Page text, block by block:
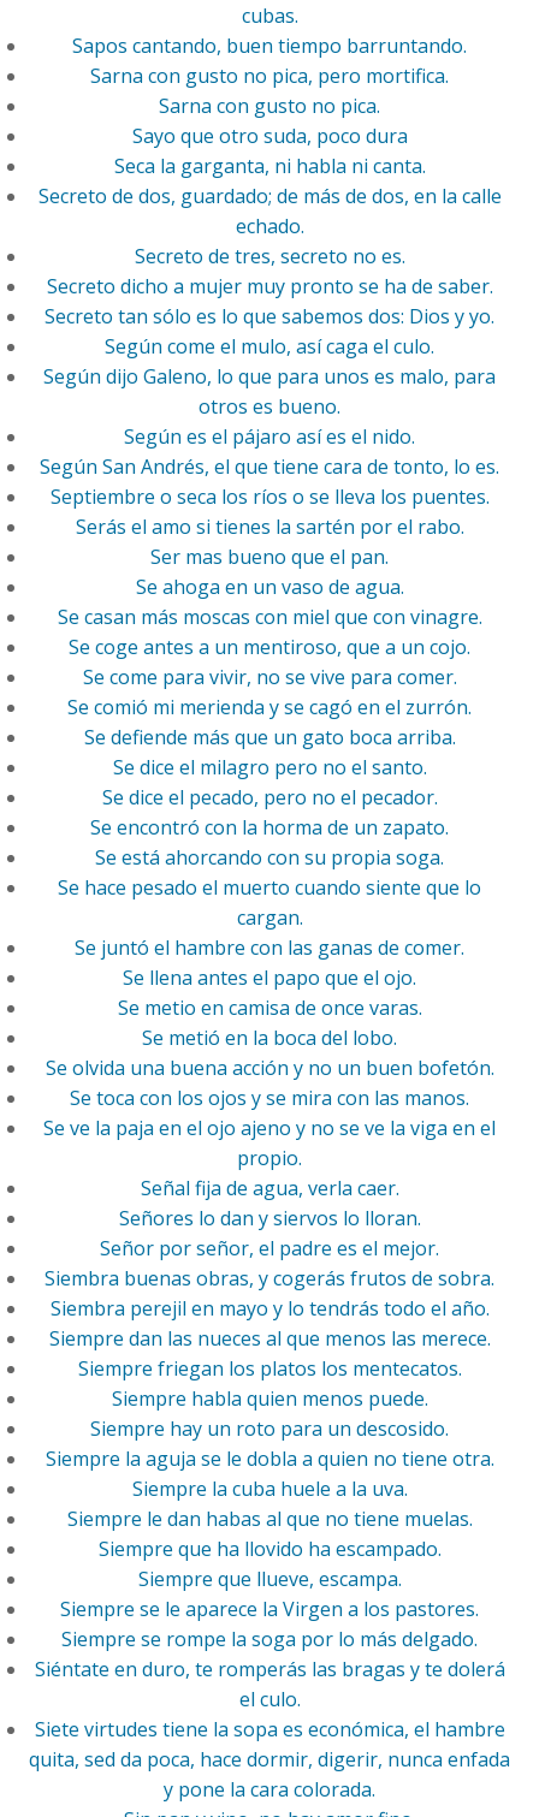
cubas.
Sapos cantando, buen tiempo barruntando.
Sarna con gusto no pica, pero mortifica.
Sarna con gusto no pica.
Sayo que otro suda, poco dura
Seca la garganta, ni habla ni canta.
Secreto de dos, guardado; de más de dos, en la calle
echado.
Secreto de tres, secreto no es.
Secreto dicho a mujer muy pronto se ha de saber.
Secreto tan sólo es lo que sabemos dos: Dios y yo.
Según come el mulo, así caga el culo.
Según dijo Galeno, lo que para unos es malo, para
otros es bueno.
Según es el pájaro así es el nido.
Según San Andrés, el que tiene cara de tonto, lo es.
Septiembre o seca los ríos o se lleva los puentes.
Serás el amo si tienes la sartén por el rabo.
Ser mas bueno que el pan.
Se ahoga en un vaso de agua.
Se casan más moscas con miel que con vinagre.
Se coge antes a un mentiroso, que a un cojo.
Se come para vivir, no se vive para comer.
Se comió mi merienda y se cagó en el zurrón.
Se defiende más que un gato boca arriba.
Se dice el milagro pero no el santo.
Se dice el pecado, pero no el pecador.
Se encontró con la horma de un zapato.
Se está ahorcando con su propia soga.
Se hace pesado el muerto cuando siente que lo
cargan.
Se juntó el hambre con las ganas de comer.
Se llena antes el papo que el ojo.
Se metio en camisa de once varas.
Se metió en la boca del lobo.
Se olvida una buena acción y no un buen bofetón.
Se toca con los ojos y se mira con las manos.
Se ve la paja en el ojo ajeno y no se ve la viga en el
propio.
Señal fija de agua, verla caer.
Señores lo dan y siervos lo lloran.
Señor por señor, el padre es el mejor.
Siembra buenas obras, y cogerás frutos de sobra.
Siembra perejil en mayo y lo tendrás todo el año.
Siempre dan las nueces al que menos las merece.
Siempre friegan los platos los mentecatos.
Siempre habla quien menos puede.
Siempre hay un roto para un descosido.
Siempre la aguja se le dobla a quien no tiene otra.
Siempre la cuba huele a la uva.
Siempre le dan habas al que no tiene muelas.
Siempre que ha llovido ha escampado.
Siempre que llueve, escampa.
Siempre se le aparece la Virgen a los pastores.
Siempre se rompe la soga por lo más delgado.
Siéntate en duro, te romperás las bragas y te dolerá
el culo.
Siete virtudes tiene la sopa es económica, el hambre
quita, sed da poca, hace dormir, digerir, nunca enfada
y pone la cara colorada.